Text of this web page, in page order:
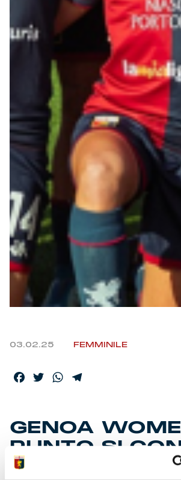
Mare
Accessori
Outlet
Helan x Genoa
Isolani x Genoa
Gift Card Online Store
03.02.25 FEMMINILE
Facebook
TwitterWhatsApp
GENOA
PUNTO SI